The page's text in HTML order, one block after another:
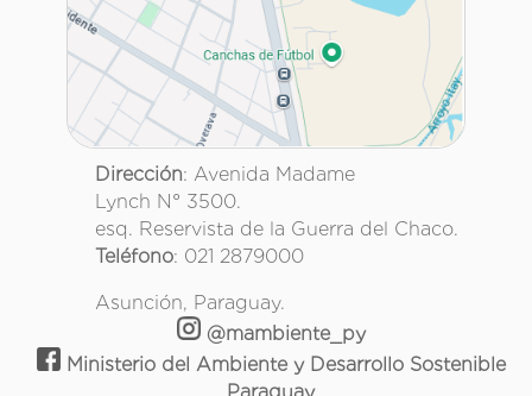
Dirección: Avenida Madame
Lynch N° 3500.
esq. Reservista de la Guerra del Chaco.
Teléfono: 021 2879000
Asunción, Paraguay.
@mambiente_py
Ministerio del Ambiente y Desarrollo Sostenible